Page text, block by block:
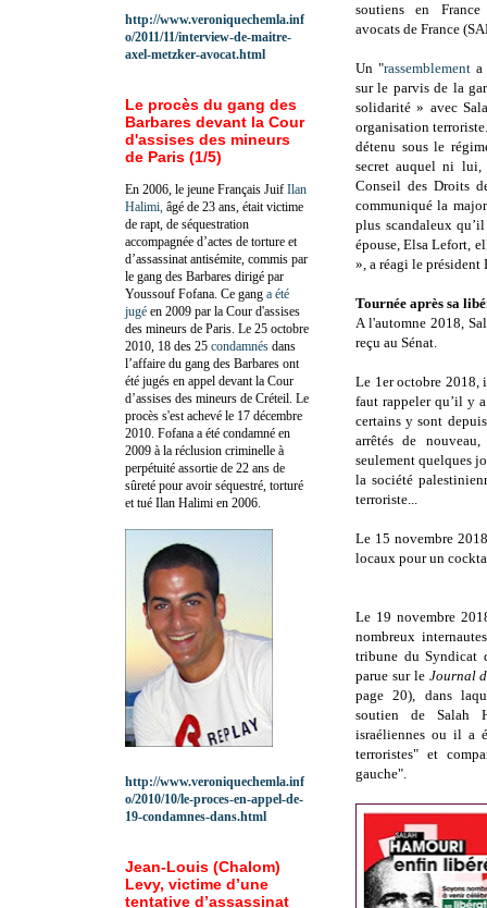
soutiens en
avocats de France
Un "rassemblement a
sur le parvis de la
solidarité » avec
organisation
détenu sous le
secret auquel ni lui,
Conseil des Droits
communiqué la
plus scandaleux
épouse, Elsa Lefort,
», a réagi le
Tournée après sa
A l'automne 2018,
reçu au Sénat.
Le 1er octobre 2018,
faut rappeler qu’il y
certains y sont
arrêtés de
seulement quelques
la société
terroriste...
Le 15 novembre
locaux pour un
Le 19 novembre
nombreux
tribune du Syndicat
parue sur le Journal
page 20), dans
soutien de Salah
israéliennes ou il a
terroristes" et
gauche".
http://www.veroniquechemla.inf
o/2011/11/interview-de-maitre-
axel-metzker-avocat.html
Le procès du gang des
Barbares devant la Cour
d'assises des mineurs
de Paris (1/5)
En 2006, le jeune Français Juif Ilan
Halimi, âgé de 23 ans, était victime
de rapt, de séquestration
accompagnée d’actes de torture et
d’assassinat antisémite, commis par
le gang des Barbares dirigé par
Youssouf Fofana. Ce gang a été
jugé en 2009 par la Cour d'assises
des mineurs de Paris. Le 25 octobre
2010, 18 des 25 condamnés dans
l’affaire du gang des Barbares ont
été jugés en appel devant la Cour
d’assises des mineurs de Créteil. Le
procès s'est achevé le 17 décembre
2010. Fofana a été condamné en
2009 à la réclusion criminelle à
perpétuité assortie de 22 ans de
sûreté pour avoir séquestré, torturé
et tué Ilan Halimi en 2006.
http://www.veroniquechemla.inf
o/2010/10/le-proces-en-appel-de-
19-condamnes-dans.html
Jean-Louis (Chalom)
Levy, victime d’une
tentative d’assassinat